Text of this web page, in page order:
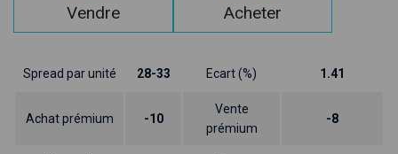
Vendre Acheter
Spread par unité 28-33 Ecart (%) 1.41
Achat prémium -10
Vente
prémium
-8